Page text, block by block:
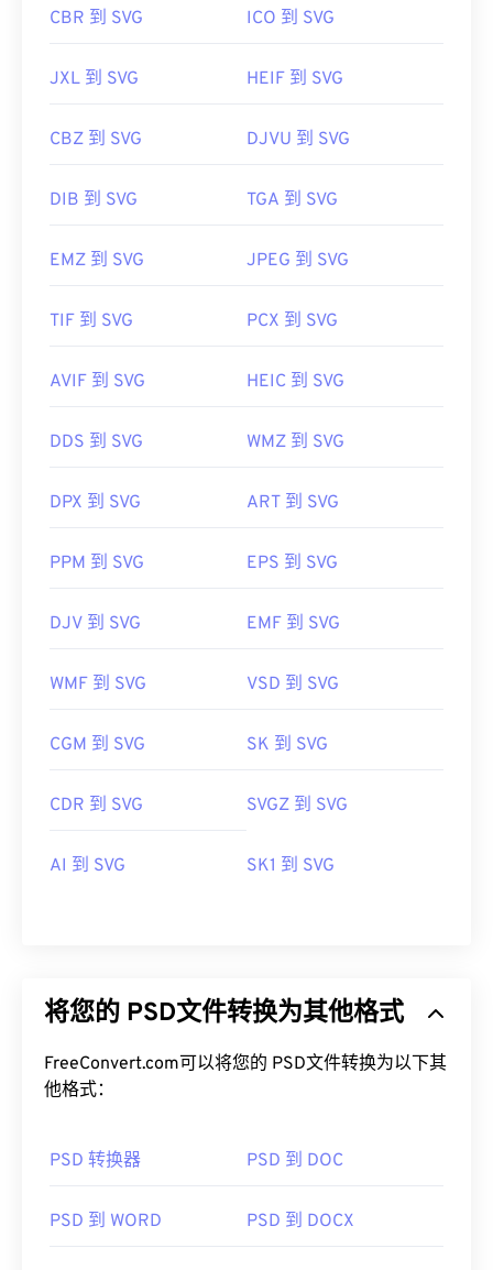
CBR 到 SVG ICO 到 SVG
JXL 到 SVG HEIF 到 SVG
CBZ 到 SVG DJVU 到 SVG
DIB 到 SVG TGA 到 SVG
EMZ 到 SVG JPEG 到 SVG
TIF 到 SVG PCX 到 SVG
AVIF 到 SVG HEIC 到 SVG
DDS 到 SVG WMZ 到 SVG
DPX 到 SVG ART 到 SVG
PPM 到 SVG EPS 到 SVG
DJV 到 SVG EMF 到 SVG
WMF 到 SVG VSD 到 SVG
CGM 到 SVG SK 到 SVG
CDR 到 SVG SVGZ 到 SVG
AI 到 SVG SK1 到 SVG
将您的 PSD文件转换为其他格式
FreeConvert.com可以将您的 PSD文件转换为以下其
他格式：
PSD 转换器 PSD 到 DOC
PSD 到 WORD PSD 到 DOCX